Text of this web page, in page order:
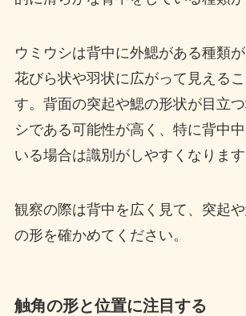
ウミウシは背中に外鰓がある種類
花びら状や羽状に広がって見える
す。背面の突起や鰓の形状が目立
シである可能性が高く、特に背中
いる場合は識別がしやすくなります
観察の際は背中を広く見て、突起
の形を確かめてください。
触角の形と位置に注目する